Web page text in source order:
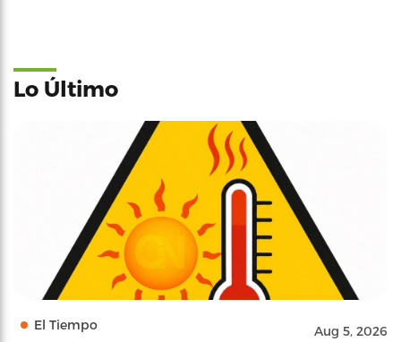
Lo Último
El Tiempo Aug 5, 2026